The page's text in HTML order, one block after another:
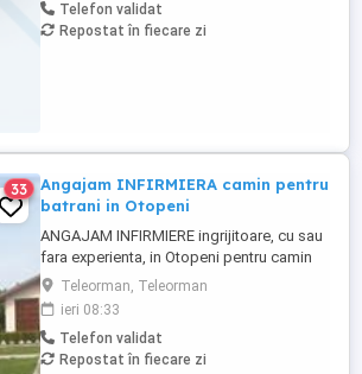
Telefon validat
Repostat în fiecare zi
33
Angajam INFIRMIERA camin pentru
batrani in Otopeni
ANGAJAM INFIRMIERE ingrijitoare, cu sau
fara experienta, in Otopeni pentru camin
de batrani privat, program intern sau in
ture, plata corecta si la timp, masa
asigurata, carte de munca. Acces usor cu
transport in comun. Posibilitate de cazare
pentru personal in conditii bune, daca
Teleorman, Teleorman
ieri 08:33
Telefon validat
Repostat în fiecare zi